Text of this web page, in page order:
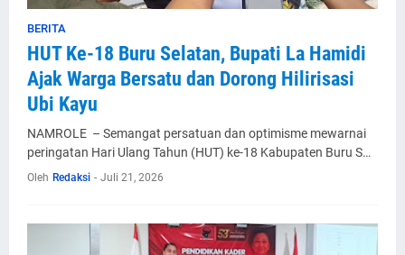
BERITA
HUT Ke-18 Buru Selatan, Bupati La Hamidi
Ajak Warga Bersatu dan Dorong Hilirisasi
Ubi Kayu
NAMROLE – Semangat persatuan dan optimisme mewarnai
peringatan Hari Ulang Tahun (HUT) ke-18 Kabupaten Buru S…
Oleh Redaksi - Juli 21, 2026